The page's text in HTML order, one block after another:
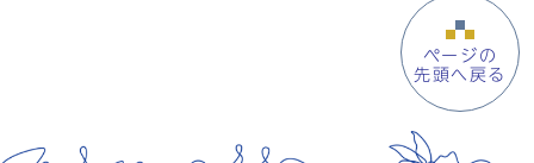
ページの
先頭へ戻る